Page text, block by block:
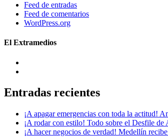
Feed de entradas
Feed de comentarios
WordPress.org
El Extramedios
Entradas recientes
¡A apagar emergencias con toda la actitud!
¡A rodar con estilo! Todo sobre el Desfile
¡A hacer negocios de verdad! Medellín